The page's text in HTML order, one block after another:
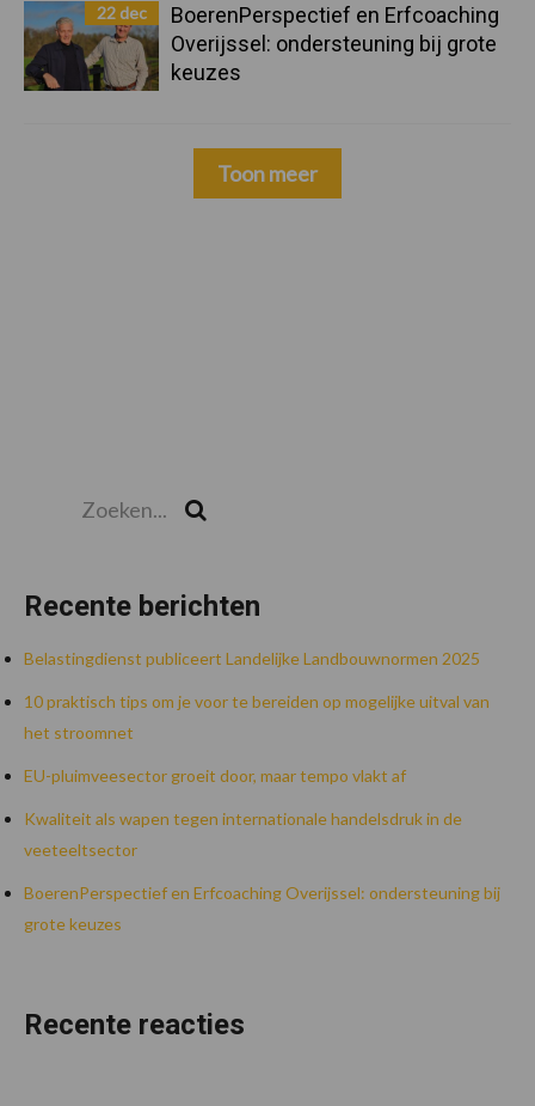
22 dec
BoerenPerspectief en Erfcoaching
Overijssel: ondersteuning bij grote
keuzes
Toon meer
Recente berichten
Belastingdienst publiceert Landelijke Landbouwnormen 2025
10 praktisch tips om je voor te bereiden op mogelijke uitval van
het stroomnet
EU-pluimveesector groeit door, maar tempo vlakt af
Kwaliteit als wapen tegen internationale handelsdruk in de
veeteeltsector
BoerenPerspectief en Erfcoaching Overijssel: ondersteuning bij
grote keuzes
Recente reacties